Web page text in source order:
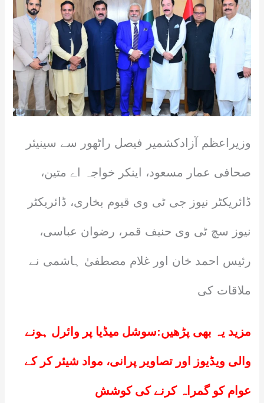
وزیراعظم آزادکشمیر فیصل راٹھور سے سینیئر
صحافی عمار مسعود، اینکر خواجہ اے متین،
ڈائریکٹر نیوز جی ٹی وی قیوم بخاری، ڈائریکٹر
نیوز سچ ٹی وی حنیف قمر، رضوان عباسی،
رئیس احمد خان اور غلام مصطفیٰ ہاشمی نے
ملاقات کی
مزید یہ بھی پڑھیں:سوشل میڈیا پر وائرل ہونے
والی ویڈیوز اور تصاویر پرانی، مواد شیئر کر کے
عوام کو گمراہ کرنے کی کوشش